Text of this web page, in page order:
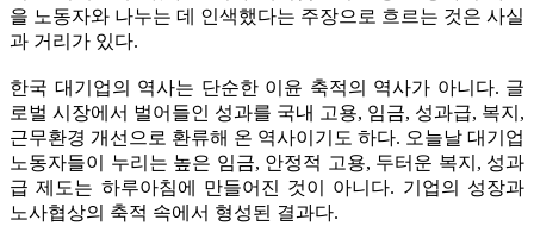
을 노동자와 나누는 데 인색했다는 주장으로 흐르는 것은 사실
과 거리가 있다.
한국 대기업의 역사는 단순한 이윤 축적의 역사가 아니다. 글
로벌 시장에서 벌어들인 성과를 국내 고용, 임금, 성과급, 복지,
근무환경 개선으로 환류해 온 역사이기도 하다. 오늘날 대기업
노동자들이 누리는 높은 임금, 안정적 고용, 두터운 복지, 성과
급 제도는 하루아침에 만들어진 것이 아니다. 기업의 성장과
노사협상의 축적 속에서 형성된 결과다.